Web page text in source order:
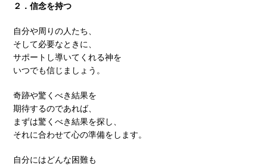
２．信念を持つ
自分や周りの人たち、
そして必要なときに、
サポートし導いてくれる神を
いつでも信じましょう。
奇跡や驚くべき結果を
期待するのであれば、
まずは驚くべき結果を探し、
それに合わせて心の準備をします。
自分にはどんな困難も